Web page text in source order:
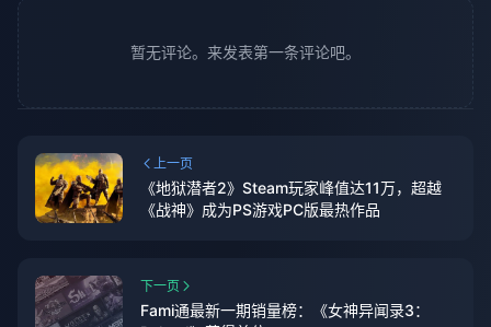
暂无评论。来发表第一条评论吧。
上一页
《地狱潜者2》Steam玩家峰值达11万，超越
《战神》成为PS游戏PC版最热作品
下一页
Fami通最新一期销量榜：《女神异闻录3：